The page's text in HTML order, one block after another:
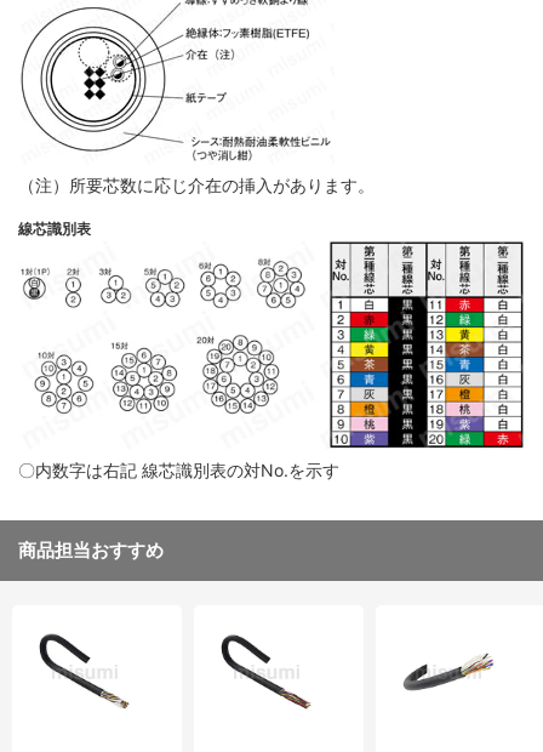
（注）所要芯数に応じ介在の挿入があります。
線芯識別表
〇内数字は右記 線芯識別表の対No.を示す
商品担当おすすめ